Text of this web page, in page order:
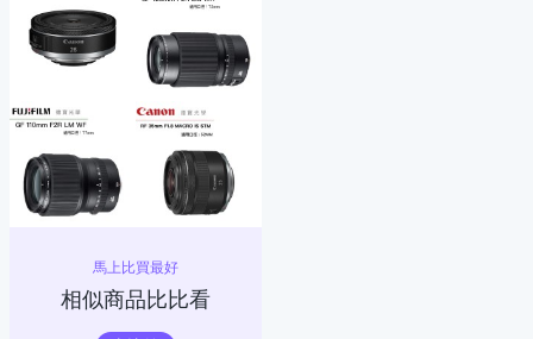
馬上比買最好
相似商品比比看